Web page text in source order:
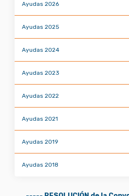
Ayudas 2026
Ayudas 2025
Ayudas 2024
Ayudas 2023
Ayudas 2022
Ayudas 2021
Ayudas 2019
Ayudas 2018